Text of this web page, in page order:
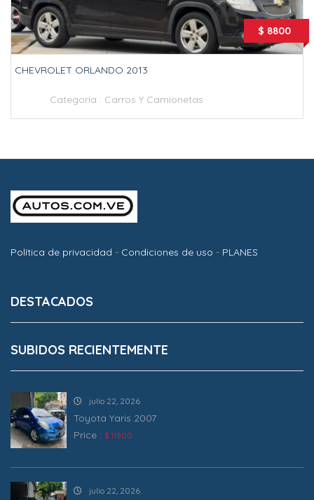
$ 8800
CHEVROLET ORLANDO 2013
Categoría : Carros Y Camionetas
Política de privacidad - Condiciones de uso - PLANES
DESTACADOS
SUBIDOS RECIENTEMENTE
julio 22, 2026
Toyota Yaris 2007
Price : $ 11800
julio 22, 2026